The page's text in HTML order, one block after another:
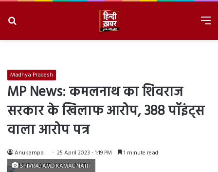
Madhya Pradesh
MP News: कमलनाथ का शिवराज
सरकार के खिलाफ आरोप, 388 पॉइंट्स
वाला आरोप पत्र
Anukampa 25 April 2023 - 1:19 PM 1 minute read
ShIVRAJ AMD KAMAL NATH